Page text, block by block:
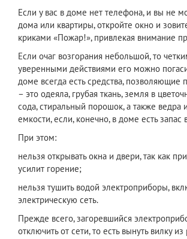
Если у вас в доме нет телефона, и вы не
дома или квартиры, откройте окно и
криками «Пожар!», привлекая внимание
Если очаг возгорания небольшой, то
уверенными действиями его можно
доме всегда есть средства, позволяющие
– это одеяла, грубая ткань, земля в
сода, стиральный порошок, а также ведра
емкости, если, конечно, в доме есть запас
При этом:
нельзя открывать окна и двери, так как
усилит горение;
нельзя тушить водой электроприборы,
электрическую сеть.
Прежде всего, загоревшийся
отключить от сети, то есть вынуть вилку